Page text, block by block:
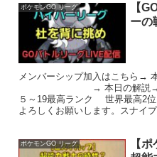
ポケモンGO リーグ
【
ーの
メンバーシップ加入はこちら→
→ 本日の解説→ 実績
５～19最高ランク 世界最高2
よろしくお願いします。スナイ
ポケモンGO リーグ
【